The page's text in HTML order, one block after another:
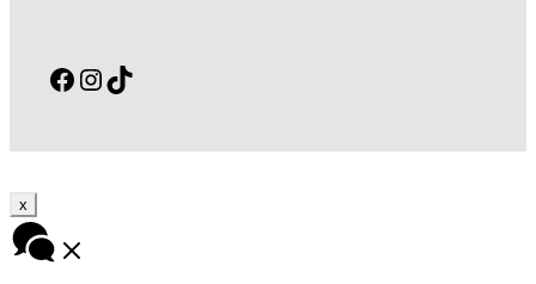
Facebook
Instagram
TikTok
x